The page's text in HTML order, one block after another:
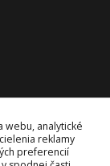
webu, analytické
reklamy
preferencií